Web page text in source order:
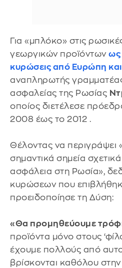
Για «μπλόκο» στις
γεωργικών προϊόντων ως
κυρώσεις από Ευρώπη
αναπληρωτής
ασφαλείας της Ρωσίας
οποίος διετέλεσε
2008 έως το 2012 .
Θέλοντας να περιγράψει
σημαντικά σημεία σχετικά
ασφάλεια στη Ρωσία»,
κυρώσεων που
προειδοποίησε τη Δύση:
«Θα προμηθεύουμε
προϊόντα μόνο στους
έχουμε πολλούς από
βρίσκονται καθόλου